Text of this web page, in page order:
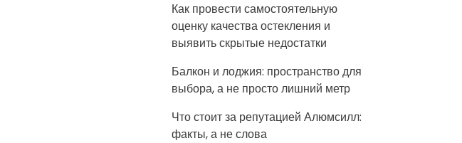
Как провести самостоятельную
оценку качества остекления и
выявить скрытые недостатки
Балкон и лоджия: пространство для
выбора, а не просто лишний метр
Что стоит за репутацией Алюмсилл:
факты, а не слова